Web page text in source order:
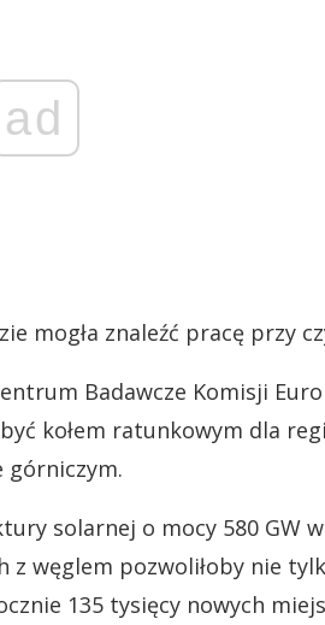
ad
mogła znaleźć pracę przy
Badawcze Komisji
kołem ratunkowym dla
górniczym.
solarnej o mocy 580 GW
z węglem pozwoliłoby nie
135 tysięcy nowych